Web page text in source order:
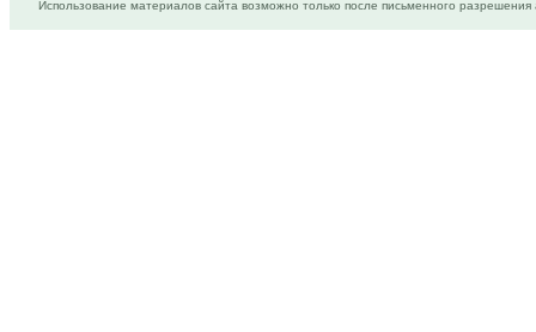
Использование материалов сайта возможно только после письменного разрешения